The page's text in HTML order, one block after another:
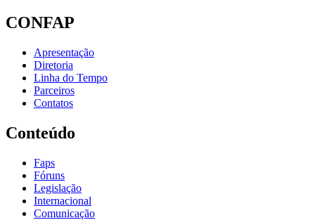
CONFAP
Apresentação
Diretoria
Linha do Tempo
Parceiros
Contatos
Conteúdo
Faps
Fóruns
Legislação
Internacional
Comunicação